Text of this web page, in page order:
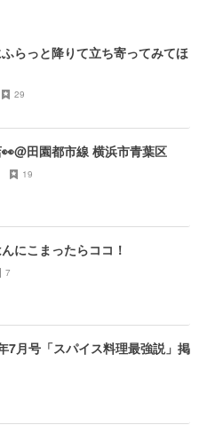
らっと降りて立ち寄ってみてほ
29
田園都市線 横浜市青葉区
19
にこまったらココ！
7
7月号「スパイス料理最強説」掲